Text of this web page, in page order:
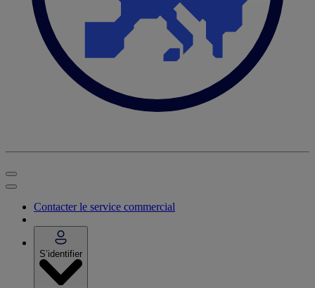
Contacter le service commercial
S’identifier